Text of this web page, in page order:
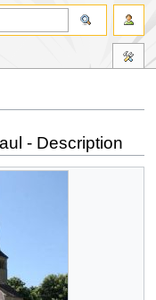
- Description